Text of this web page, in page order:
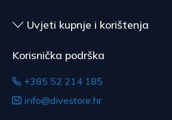
Uvjeti kupnje i korištenja
Korisnička podrška
+385 52 214 185
info@divestore.hr